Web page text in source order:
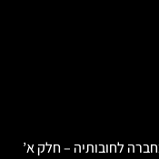
לחובותיה – חלק א’